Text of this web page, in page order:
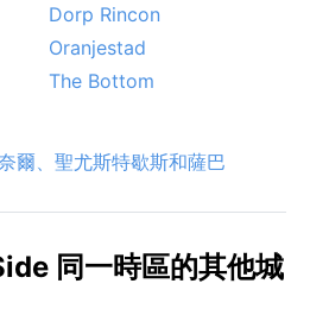
Dorp Rincon
Oranjestad
The Bottom
爾、聖尤斯特歇斯和薩巴
同一時區的其他城